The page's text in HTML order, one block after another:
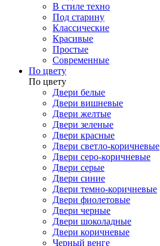
В стиле техно
Под старину
Классические
Красивые
Простые
Современные
По цвету
По цвету
Двери белые
Двери вишневые
Двери желтые
Двери зеленые
Двери красные
Двери светло-коричневые
Двери серо-коричневые
Двери серые
Двери синие
Двери темно-коричневые
Двери фиолетовые
Двери черные
Двери шоколадные
Двери коричневые
Черный венге